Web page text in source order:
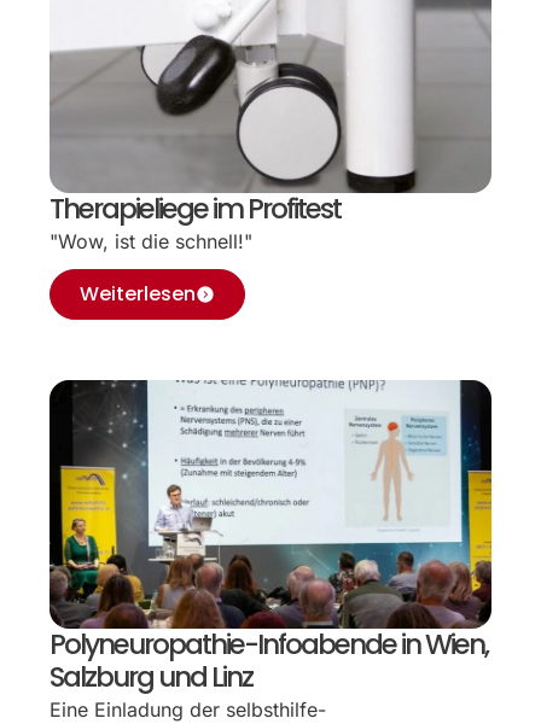
Therapieliege im Profitest
"Wow, ist die schnell!"
Weiterlesen
Polyneuropathie-Infoabende in Wien,
Salzburg und Linz
Eine Einladung der selbsthilfe-